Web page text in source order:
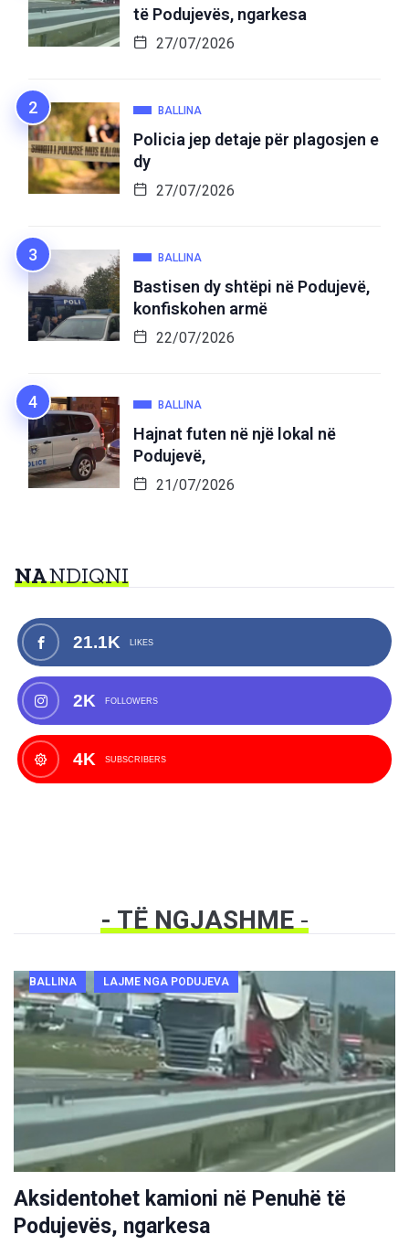
të Podujevës, ngarkesa
27/07/2026
BALLINA
Policia jep detaje për plagosjen e
dy
27/07/2026
BALLINA
Bastisen dy shtëpi në Podujevë,
konfiskohen armë
22/07/2026
BALLINA
Hajnat futen në një lokal në
Podujevë,
21/07/2026
NANDIQNI
21.1K LIKES
2K FOLLOWERS
4K SUBSCRIBERS
- TË NGJASHME-
BALLINA LAJME NGA PODUJEVA
Aksidentohet kamioni në Penuhë të
Podujevës, ngarkesa